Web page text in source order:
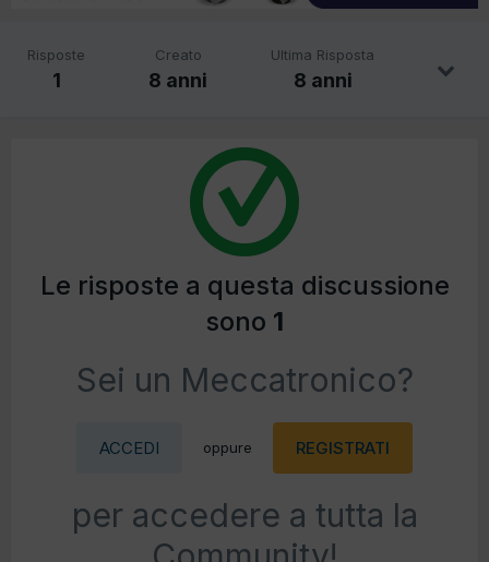
Risposte
1
Creato
8 anni
Ultima Risposta
8 anni
Le risposte a questa discussione
sono 1
Sei un Meccatronico?
ACCEDI oppure REGISTRATI
per accedere a tutta la